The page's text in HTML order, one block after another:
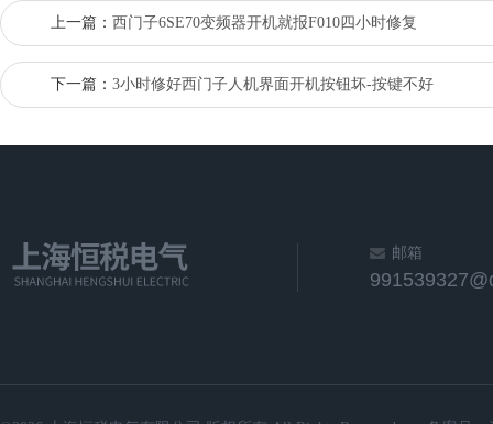
上一篇： 西门子6SE70变频器开机就报F010四小时修复
下一篇： 3小时修好西门子人机界面开机按钮坏-按键不好
邮箱